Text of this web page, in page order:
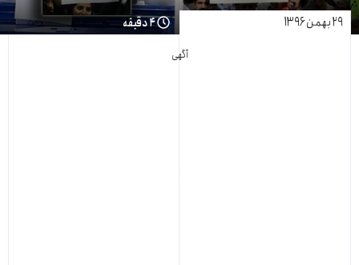
۲۹ بهمن ۱۳۹۶ ۴ دقیقه
آگهی